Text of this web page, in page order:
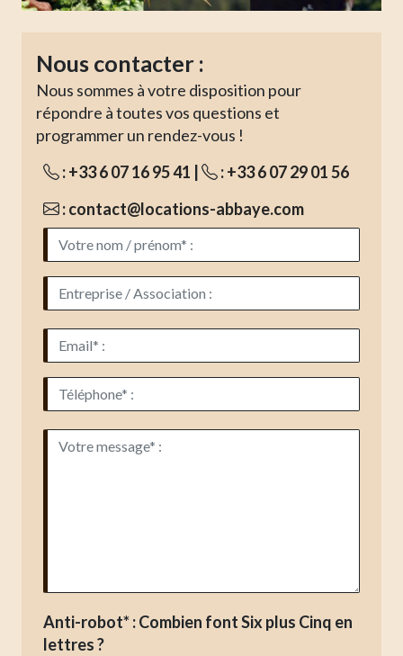
Nous contacter :
Nous sommes à votre disposition pour
répondre à toutes vos questions et
programmer un rendez-vous !
:+33 6 07 16 95 41 :+33 6 07 29 01 56
:contact@locations-abbaye.com
Anti-robot* : Combien font Six plus Cinq en
lettres ?